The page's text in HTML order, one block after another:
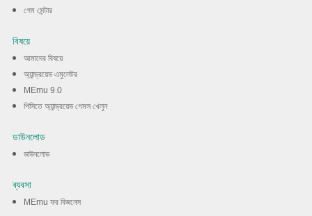
গেম সেন্টার
বিষয়ে
আমাদের বিষয়ে
অ্যান্ড্রয়েড এমুলেটর
MEmu 9.0
পিসিতে অ্যান্ড্রয়েড গেমস খেলুন
ডাউনলোড
ডাউনলোড
ব্যবসা
MEmu ফর বিজনেস